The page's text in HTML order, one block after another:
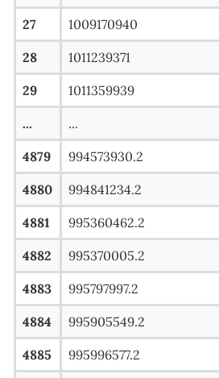
27 1009170940
28 1011239371
29 1011359939
... ...
4879 994573930.2
4880 994841234.2
4881 995360462.2
4882 995370005.2
4883 995797997.2
4884 995905549.2
4885 995996577.2